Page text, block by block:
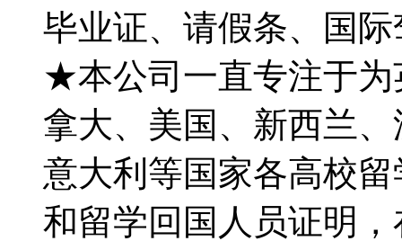
毕业证、请假条、国
★本公司一直专注于为
拿大、美国、新西兰
意大利等国家各高校
和留学回国人员证明